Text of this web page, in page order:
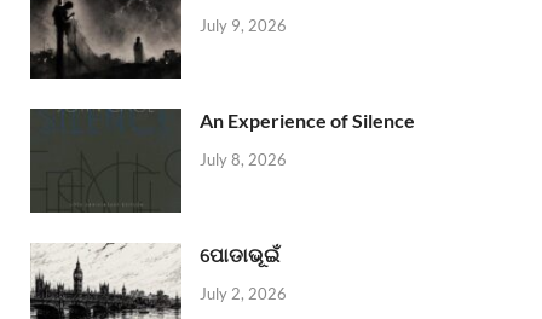
July 9, 2026
An Experience of Silence
July 8, 2026
ପୋଡାଭୂଇଁ
July 2, 2026